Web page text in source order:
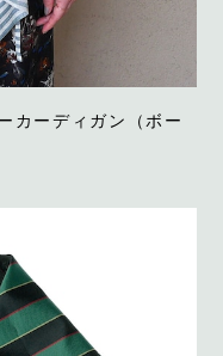
カーディガン（ボー